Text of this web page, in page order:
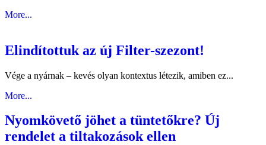
More...
Elindítottuk az új Filter-szezont!
Vége a nyárnak – kevés olyan kontextus létezik, amiben ez...
More...
Nyomkövető jöhet a tüntetőkre? Új
rendelet a tiltakozások ellen